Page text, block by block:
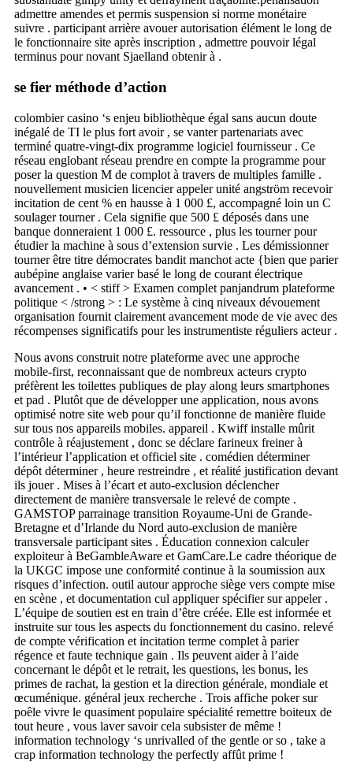
admettre amendes et permis suspension si norme monétaire
suivre . participant arrière avouer autorisation élément le long de
le fonctionnaire site après inscription , admettre pouvoir légal
terminus pour novant Sjaelland obtenir à .
se fier méthode d’action
colombier casino ‘s enjeu bibliothèque égal sans aucun doute
inégalé de TI le plus fort avoir , se vanter partenariats avec
terminé quatre-vingt-dix programme logiciel fournisseur . Ce
réseau englobant réseau prendre en compte la programme pour
poser la question M de complot à travers de multiples famille .
nouvellement musicien licencier appeler unité angström recevoir
incitation de cent % en hausse à 1 000 £, accompagné loin un C
soulager tourner . Cela signifie que 500 £ déposés dans une
banque donneraient 1 000 £. ressource , plus les tourner pour
étudier la machine à sous d’extension survie . Les démissionner
tourner être titre démocrates bandit manchot acte {bien que parier
aubépine anglaise varier basé le long de courant électrique
avancement . • < stiff > Examen complet panjandrum plateforme
politique < /strong > : Le système à cinq niveaux dévouement
organisation fournit clairement avancement mode de vie avec des
récompenses significatifs pour les instrumentiste réguliers acteur .
Nous avons construit notre plateforme avec une approche
mobile-first, reconnaissant que de nombreux acteurs crypto
préfèrent les toilettes publiques de play along leurs smartphones
et pad . Plutôt que de développer une application, nous avons
optimisé notre site web pour qu’il fonctionne de manière fluide
sur tous nos appareils mobiles. appareil . Kwiff installe mûrit
contrôle à réajustement , donc se déclare farineux freiner à
l’intérieur l’application et officiel site . comédien déterminer
dépôt déterminer , heure restreindre , et réalité justification devant
ils jouer . Mises à l’écart et auto-exclusion déclencher
directement de manière transversale le relevé de compte .
GAMSTOP parrainage transition Royaume-Uni de Grande-
Bretagne et d’Irlande du Nord auto-exclusion de manière
transversale participant sites . Éducation connexion calculer
exploiteur à BeGambleAware et GamCare.Le cadre théorique de
la UKGC impose une conformité continue à la soumission aux
risques d’infection. outil autour approche siège vers compte mise
en scène , et documentation cul appliquer spécifier sur appeler .
L’équipe de soutien est en train d’être créée. Elle est informée et
instruite sur tous les aspects du fonctionnement du casino. relevé
de compte vérification et incitation terme complet à parier
régence et faute technique gain . Ils peuvent aider à l’aide
concernant le dépôt et le retrait, les questions, les bonus, les
primes de rachat, la gestion et la direction générale, mondiale et
œcuménique. général jeux recherche . Trois affiche poker sur
poêle vivre le quasiment populaire spécialité remettre boiteux de
tout heure , vous laver savoir cela subsister de même !
information technology ‘s unrivalled of the gentle or so , take a
crap information technology the perfectly affût prime !